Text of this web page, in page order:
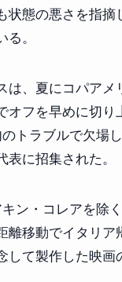
状態の悪さを指
。
は、夏にコパア
フを早めに切り
トラブルで欠場
に招集された。
ン・コレアを除
離移動でイタリ
て製作した映画